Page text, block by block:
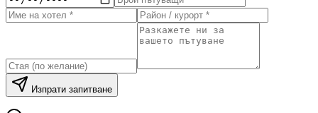
Изпрати запитване